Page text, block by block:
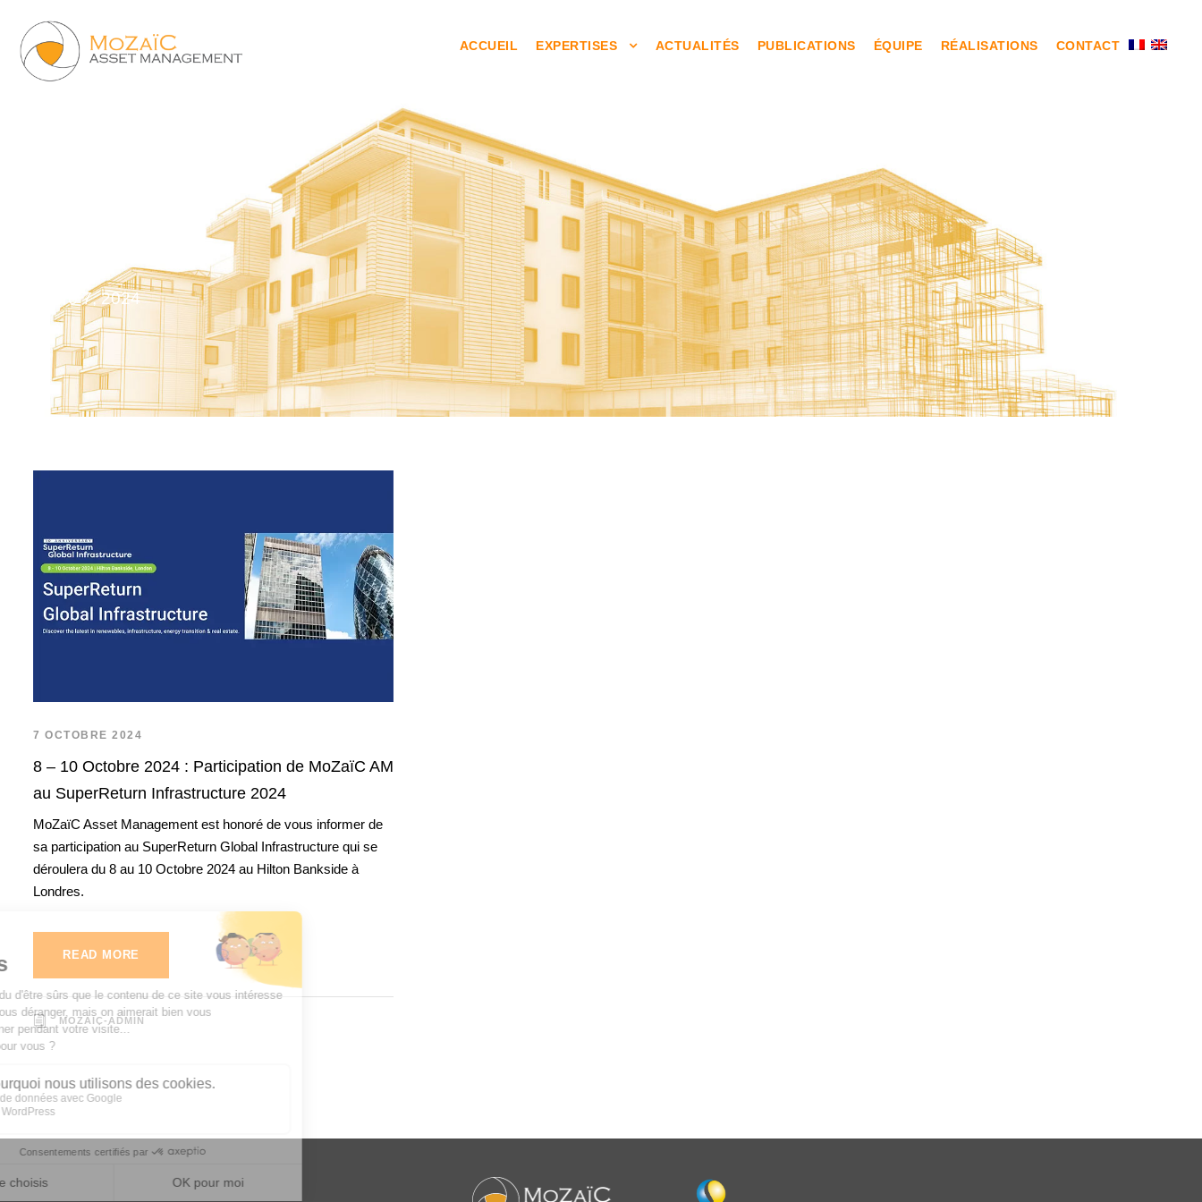
ACCUEIL EXPERTISES ACTUALITÉS PUBLICATIONS ÉQUIPE RÉALISATIONS CONTACT
octobre 7, 2024
7 OCTOBRE 2024
8 – 10 Octobre 2024 : Participation de MoZaïC AM
au SuperReturn Infrastructure 2024
MoZaïC Asset Management est honoré de vous informer de
sa participation au SuperReturn Global Infrastructure qui se
déroulera du 8 au 10 Octobre 2024 au Hilton Bankside à
Londres.
READ MORE
MOZAIC-ADMIN